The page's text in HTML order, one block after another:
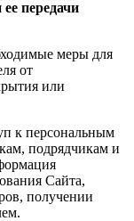
передачи
меры для
от
или
к персональным
подрядчикам и
Сайта,
получении